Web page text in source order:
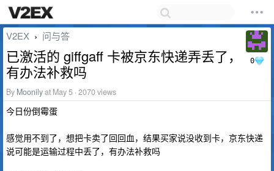
0
V2EX › 问与答
已激活的 giffgaff 卡被京东快递弄丢了，
有办法补救吗
By Moonilyat May 5 · 2070 views
今日份倒霉蛋
感觉用不到了，想把卡卖了回回血，结果买家说没收到卡，京东快递
说可能是运输过程中丢了，有办法补救吗